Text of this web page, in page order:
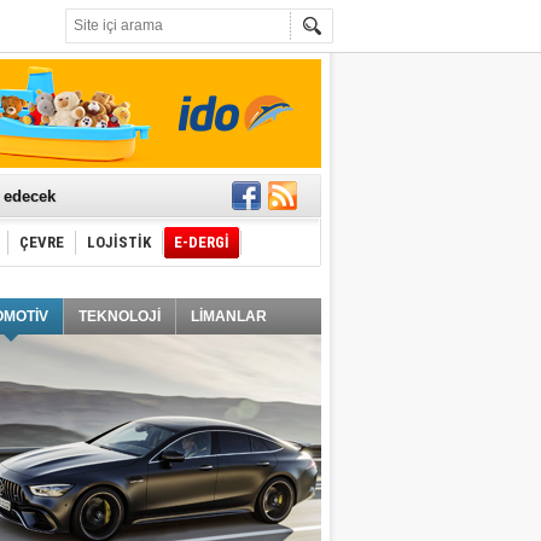
ÇEVRE LOJİSTİK E-DERGİ
TEKNOLOJİ LİMANLAR